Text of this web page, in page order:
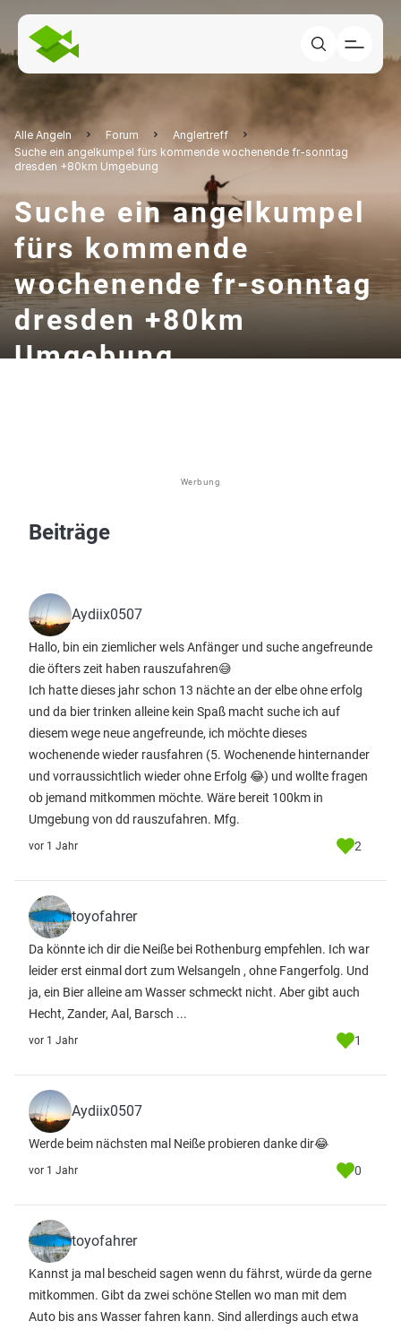
Alle Angeln Forum
Anglertreff
Suche ein angelkumpel fürs kommende wochenende fr-sonntag
dresden +80km Umgebung
Suche ein angelkumpel
fürs kommende
wochenende fr-sonntag
dresden +80km
Umgebung
Werbung
Beiträge
Aydiix0507
Hallo, bin ein ziemlicher wels Anfänger und suche angefreunde
die öfters zeit haben rauszufahren😅
Ich hatte dieses jahr schon 13 nächte an der elbe ohne erfolg
und da bier trinken alleine kein Spaß macht suche ich auf
diesem wege neue angefreunde, ich möchte dieses
wochenende wieder rausfahren (5. Wochenende hinternander
und vorraussichtlich wieder ohne Erfolg 😂) und wollte fragen
ob jemand mitkommen möchte. Wäre bereit 100km in
Umgebung von dd rauszufahren. Mfg.
vor 1 Jahr 2
toyofahrer
Da könnte ich dir die Neiße bei Rothenburg empfehlen. Ich war
leider erst einmal dort zum Welsangeln , ohne Fangerfolg. Und
ja, ein Bier alleine am Wasser schmeckt nicht. Aber gibt auch
Hecht, Zander, Aal, Barsch ...
vor 1 Jahr 1
Aydiix0507
Werde beim nächsten mal Neiße probieren danke dir😂
vor 1 Jahr 0
toyofahrer
Kannst ja mal bescheid sagen wenn du fährst, würde da gerne
mitkommen. Gibt da zwei schöne Stellen wo man mit dem
Auto bis ans Wasser fahren kann. Sind allerdings auch etwa